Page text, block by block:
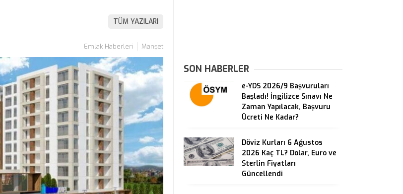
TÜM YAZILARI
Emlak Haberleri Manşet
SON HABERLER
e-YDS 2026/9 Başvuruları
Başladı! İngilizce Sınavı Ne
Zaman Yapılacak, Başvuru
Ücreti Ne Kadar?
Döviz Kurları 6 Ağustos
2026 Kaç TL? Dolar, Euro ve
Sterlin Fiyatları
Güncellendi